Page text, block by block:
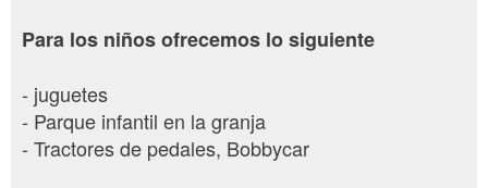
Para los niños ofrecemos lo siguiente
- juguetes
- Parque infantil en la granja
- Tractores de pedales, Bobbycar